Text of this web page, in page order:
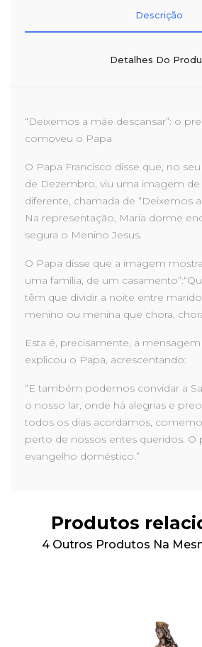
Descrição
Detalhes Do
“Deixemos a mãe descansar”: o
comoveu o Papa
O Papa Francisco disse que, no seu
de Dezembro, viu uma imagem
diferente, chamada de “Deixemos
Na representação, Maria dorme
segura o Menino Jesus.
O Papa disse que a imagem
uma família, de um
têm que dividir a noite entre
menino ou menina que chora,
Esta é, precisamente, a
explicou o Papa, acrescentando:
“E também podemos convidar a
o nosso lar, onde há alegrias e
todos os dias acordamos,
perto de nossos entes queridos. O
evangelho doméstico.”
Produtos
4 Outros Produtos Na